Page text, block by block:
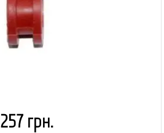
257 грн.